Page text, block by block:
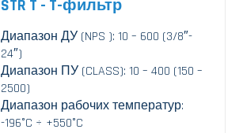
STR T - T-фильтр
Диапазон ДУ (NPS ): 10 – 600 (3/8″-
24″)
Диапазон ПУ (CLASS): 10 – 400 (150 –
2500)
Диапазон рабочих температур:
-196°C ÷ +550°C